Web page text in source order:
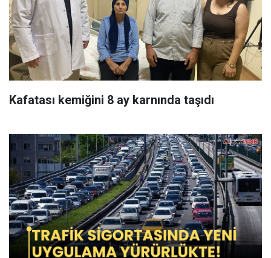
Kafatası kemiğini 8 ay karnında taşıdı